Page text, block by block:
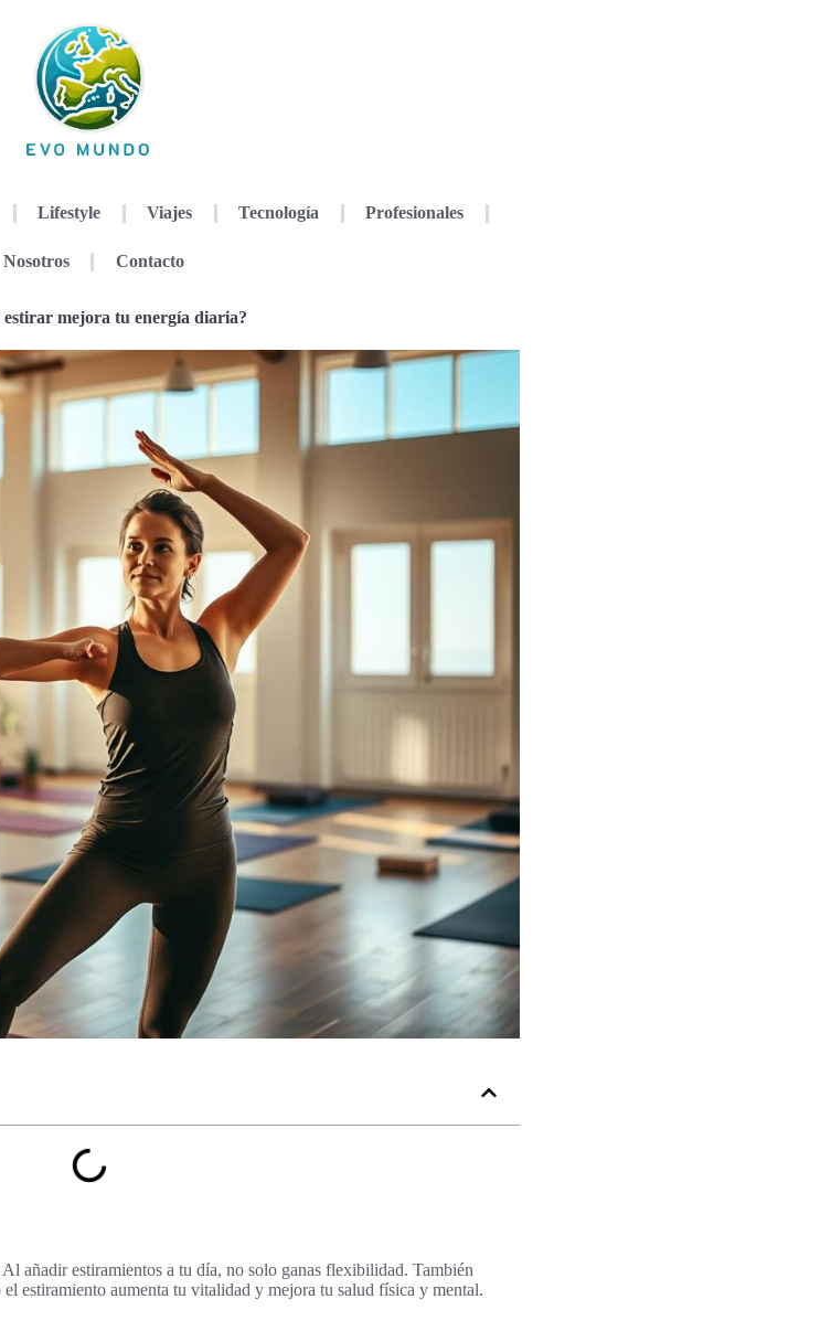
Lifestyle Viajes Tecnología Profesionales
Nosotros Contacto
estirar mejora tu energía diaria?
añadir estiramientos a tu día, no solo ganas flexibilidad. También
estiramiento aumenta tu vitalidad y mejora tu salud física y mental.